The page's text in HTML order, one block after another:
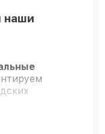
наши
что